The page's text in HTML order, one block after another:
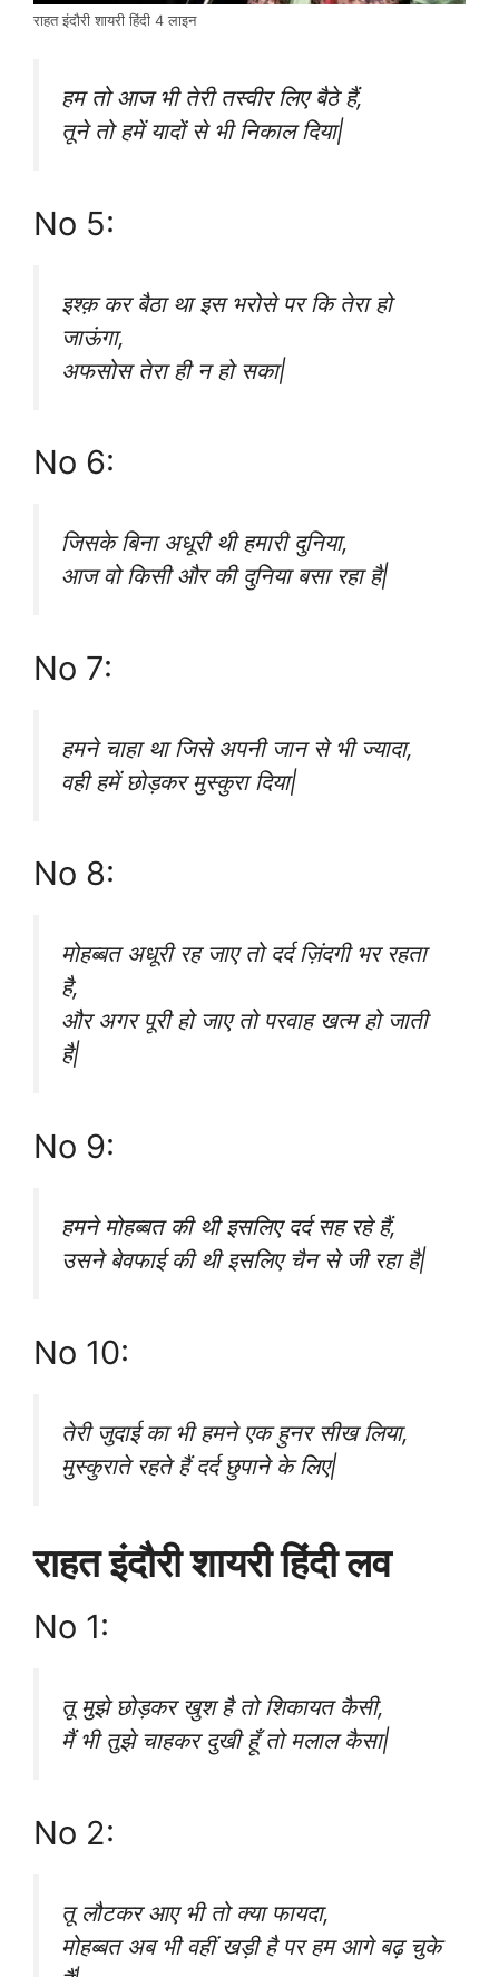
राहत इंदौरी शायरी हिंदी 4 लाइन
हम तो आज भी तेरी तस्वीर लिए बैठे हैं,
तूने तो हमें यादों से भी निकाल दिया|
No 5:
इश्क़ कर बैठा था इस भरोसे पर कि तेरा हो
जाऊंगा,
अफसोस तेरा ही न हो सका|
No 6:
जिसके बिना अधूरी थी हमारी दुनिया,
आज वो किसी और की दुनिया बसा रहा है|
No 7:
हमने चाहा था जिसे अपनी जान से भी ज्यादा,
वही हमें छोड़कर मुस्कुरा दिया|
No 8:
मोहब्बत अधूरी रह जाए तो दर्द ज़िंदगी भर रहता
है,
और अगर पूरी हो जाए तो परवाह खत्म हो जाती
है|
No 9:
हमने मोहब्बत की थी इसलिए दर्द सह रहे हैं,
उसने बेवफाई की थी इसलिए चैन से जी रहा है|
No 10:
तेरी जुदाई का भी हमने एक हुनर सीख लिया,
मुस्कुराते रहते हैं दर्द छुपाने के लिए|
राहत इंदौरी शायरी हिंदी लव
No 1:
तू मुझे छोड़कर खुश है तो शिकायत कैसी,
मैं भी तुझे चाहकर दुखी हूँ तो मलाल कैसा|
No 2:
तू लौटकर आए भी तो क्या फायदा,
मोहब्बत अब भी वहीं खड़ी है पर हम आगे बढ़ चुके